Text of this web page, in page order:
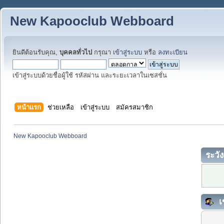
New Kapooclub Webboard
ยินดีต้อนรับคุณ, บุคคลทั่วไป กรุณา เข้าสู่ระบบ หรือ ลงทะเบียน
เข้าสู่ระบบด้วยชื่อผู้ใช้ รหัสผ่าน และระยะเวลาในเซสชั่น
หน้าแรก ช่วยเหลือ เข้าสู่ระบบ สมัครสมาชิก
New Kapooclub Webboard
ระวั
เ